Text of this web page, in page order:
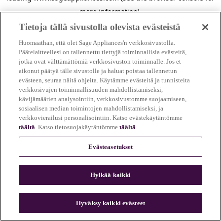
more information).
n
Tietoja tällä sivustolla olevista evästeistä
Huomaathan, että olet Sage Appliances'n verkkosivustolla.
Päätelaitteellesi on tallennettu tiettyjä toiminnallisia evästeitä,
jotka ovat välttämättömiä verkkosivuston toiminnalle. Jos et
aikonut päätyä tälle sivustolle ja haluat poistaa tallennetun
evästeen, seuraa näitä ohjeita. Käytämme evästeitä ja tunnisteita
verkkosivujen toiminnallisuuden mahdollistamiseksi,
kävijämäärien analysointiin, verkkosivustomme suojaamiseen,
sosiaalisen median toimintojen mahdollistamiseksi, ja
verkkovierailusi personalisointiin. Katso evästekäytäntömme
täältä. Katso tietosuojakäytäntömmetäältä.
Evästeasetukset
Hylkää kaikki
Hyväksy kaikki evästeet